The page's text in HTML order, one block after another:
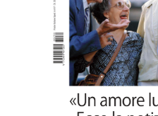
“Pace nel
Lecce il
31 Luglio